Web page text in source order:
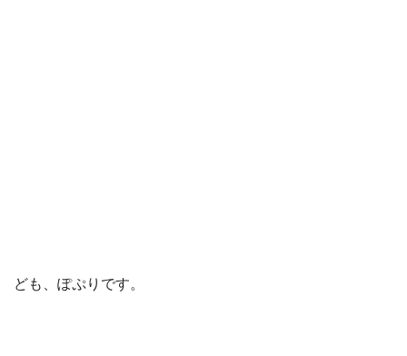
ども、ぽぷりです。